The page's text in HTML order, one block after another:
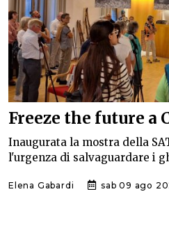
Freeze the future a
Inaugurata la mostra della
l'urgenza di salvaguardare i
Elena Gabardi sab 09 ago